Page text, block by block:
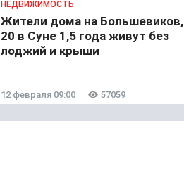
НЕДВИЖИМОСТЬ
Жители дома на Большевиков,
20 в Суне 1,5 года живут без
лоджий и крыши
12 февраля 09:00 57059